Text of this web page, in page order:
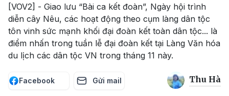
[VOV2] - Giao lưu “Bài ca kết đoàn”, Ngày hội trình
diễn cây Nêu, các hoạt động theo cụm làng dân tộc
tôn vinh sức mạnh khối đại đoàn kết toàn dân tộc... là
điểm nhấn trong tuần lễ đại đoàn kết tại Làng Văn hóa
du lịch các dân tộc VN trong tháng 11 này.
Facebook Gửi mail Thu Hà